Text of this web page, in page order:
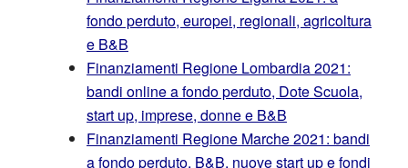
fondo perduto, europei, regionali, agricoltura
e B&B
Finanziamenti Regione Lombardia 2021:
bandi online a fondo perduto, Dote Scuola,
start up, imprese, donne e B&B
Finanziamenti Regione Marche 2021: bandi
a fondo perduto, B&B, nuove start up e fondi